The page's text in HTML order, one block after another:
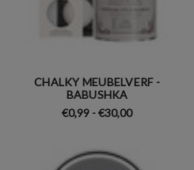
CHALKY MEUBELVERF -
BABUSHKA
€0,99 - €30,00